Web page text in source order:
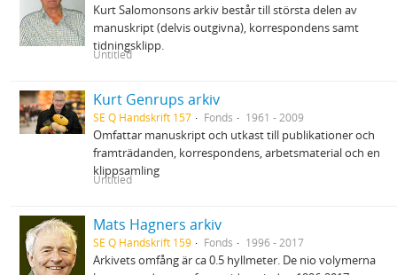
Kurt Salomonsons arkiv består till största delen av
manuskript (delvis outgivna), korrespondens samt
tidningsklipp.
Untitled
Kurt Genrups arkiv
SE Q Handskrift 157 Fonds 1961 - 2009
Omfattar manuskript och utkast till publikationer och
framträdanden, korrespondens, arbetsmaterial och en
klippsamling
Untitled
Mats Hagners arkiv
SE Q Handskrift 159 Fonds 1996 - 2017
Arkivets omfång är ca 0.5 hyllmeter. De nio volymerna